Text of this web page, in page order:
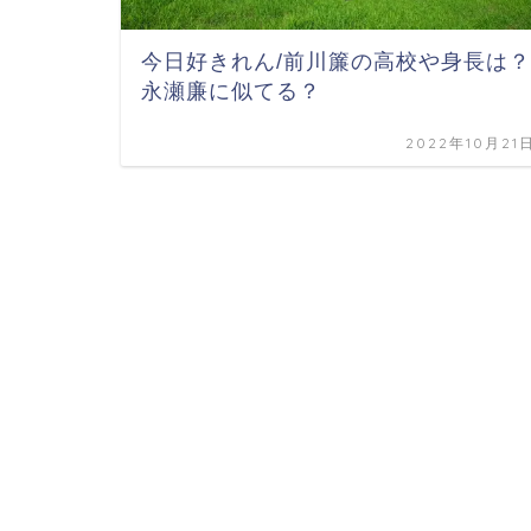
今日好きれん/前川簾の高校や身長は？
永瀬廉に似てる？
2022年10月21